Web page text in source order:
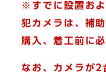
※すでに設置お
犯カメラは、補
購入、着工前に
なお、カメラが2